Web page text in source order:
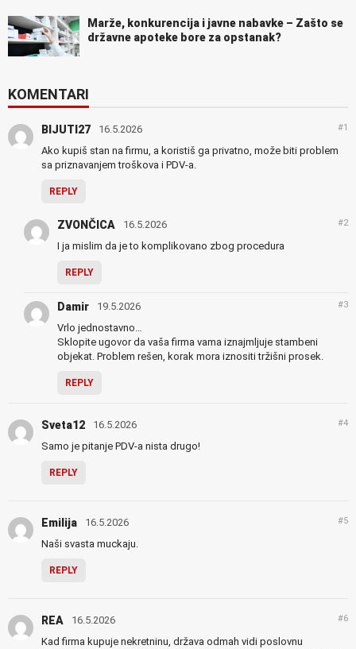
Marže, konkurencija i javne nabavke – Zašto se
državne apoteke bore za opstanak?
KOMENTARI
BIJUTI27 16.5.2026 #1
Ako kupiš stan na firmu, a koristiš ga privatno, može biti problem
sa priznavanjem troškova i PDV-a.
REPLY
ZVONČICA 16.5.2026 #2
I ja mislim da je to komplikovano zbog procedura
REPLY
Damir 19.5.2026 #3
Vrlo jednostavno…
Sklopite ugovor da vaša firma vama iznajmljuje stambeni
objekat. Problem rešen, korak mora iznositi tržišni prosek.
REPLY
Sveta12 16.5.2026 #4
Samo je pitanje PDV-a nista drugo!
REPLY
Emilija 16.5.2026 #5
Naši svasta muckaju.
REPLY
REA 16.5.2026 #6
Kad firma kupuje nekretninu, država odmah vidi poslovnu